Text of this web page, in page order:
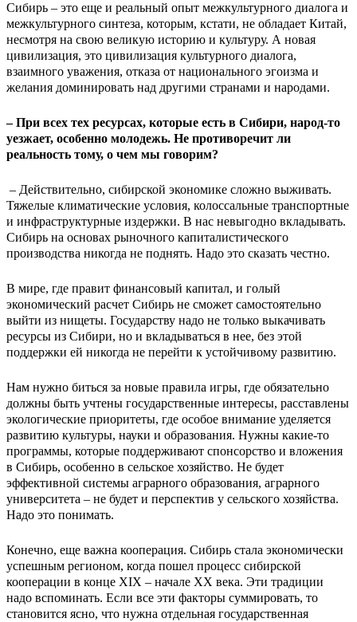
Сибирь – это еще и реальный опыт межкультурного диалога и
межкультурного синтеза, которым, кстати, не обладает Китай,
несмотря на свою великую историю и культуру. А новая
цивилизация, это цивилизация культурного диалога,
взаимного уважения, отказа от национального эгоизма и
желания доминировать над другими странами и народами.
– При всех тех ресурсах, которые есть в Сибири, народ-то
уезжает, особенно молодежь. Не противоречит ли
реальность тому, о чем мы говорим?
– Действительно, сибирской экономике сложно выживать.
Тяжелые климатические условия, колоссальные транспортные
и инфраструктурные издержки. В нас невыгодно вкладывать.
Сибирь на основах рыночного капиталистического
производства никогда не поднять. Надо это сказать честно.
В мире, где правит финансовый капитал, и голый
экономический расчет Сибирь не сможет самостоятельно
выйти из нищеты. Государству надо не только выкачивать
ресурсы из Сибири, но и вкладываться в нее, без этой
поддержки ей никогда не перейти к устойчивому развитию.
Нам нужно биться за новые правила игры, где обязательно
должны быть учтены государственные интересы, расставлены
экологические приоритеты, где особое внимание уделяется
развитию культуры, науки и образования. Нужны какие-то
программы, которые поддерживают спонсорство и вложения
в Сибирь, особенно в сельское хозяйство. Не будет
эффективной системы аграрного образования, аграрного
университета – не будет и перспектив у сельского хозяйства.
Надо это понимать.
Конечно, еще важна кооперация. Сибирь стала экономически
успешным регионом, когда пошел процесс сибирской
кооперации в конце XIX – начале XX века. Эти традиции
надо вспоминать. Если все эти факторы суммировать, то
становится ясно, что нужна отдельная государственная